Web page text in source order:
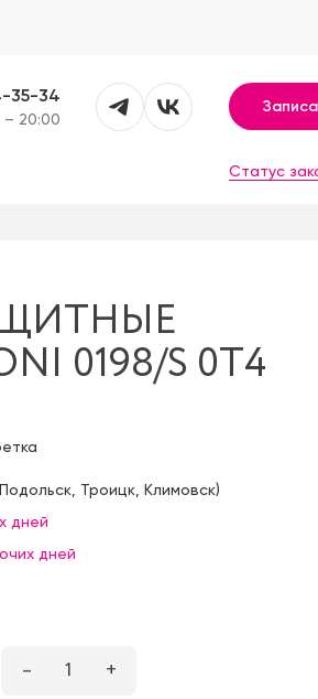
35-34
20:00
Статус
0198/S 0T4
Подольск, Троицк, Климовск)
дней
дней
– 1 +